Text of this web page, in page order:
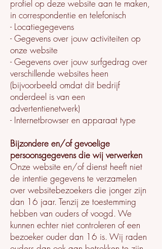
profiel op deze website aan te maken,
in correspondentie en telefonisch
- Locatiegegevens
- Gegevens over jouw activiteiten op
onze website
- Gegevens over jouw surfgedrag over
verschillende websites heen
(bijvoorbeeld omdat dit bedrijf
onderdeel is van een
advertentienetwerk)
- Internetbrowser en apparaat type
Bijzondere en/of gevoelige
persoonsgegevens die wij verwerken
Onze website en/of dienst heeft niet
de intentie gegevens te verzamelen
over websitebezoekers die jonger zijn
dan 16 jaar. Tenzij ze toestemming
hebben van ouders of voogd. We
kunnen echter niet controleren of een
bezoeker ouder dan 16 is. Wij raden